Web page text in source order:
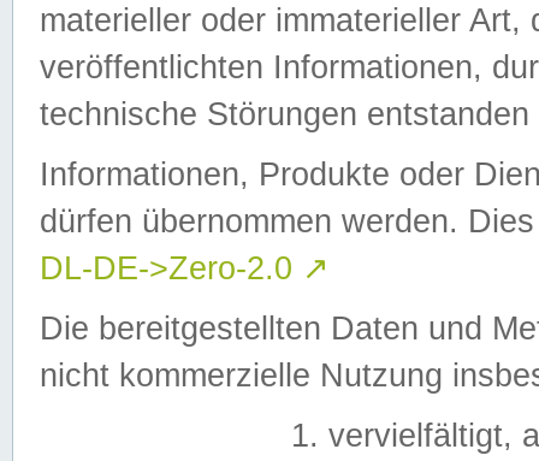
materieller oder immaterieller
veröffentlichten Informationen,
technische Störungen
Informationen, Produkte oder
dürfen übernommen werden.
DL-DE->Zero-2.0 ↗
Die bereitgestellten Daten und
nicht kommerzielle Nutzung
vervielfältigt,